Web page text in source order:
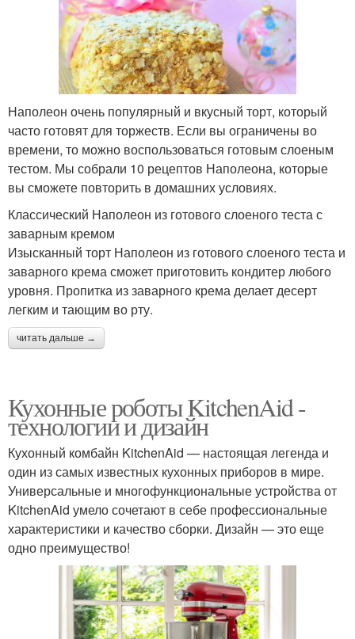
Наполеон очень популярный и вкусный торт, который
часто готовят для торжеств. Если вы ограничены во
времени, то можно воспользоваться готовым слоеным
тестом. Мы собрали 10 рецептов Наполеона, которые
вы сможете повторить в домашних условиях.
Классический Наполеон из готового слоеного теста с
заварным кремом
Изысканный торт Наполеон из готового слоеного теста и
заварного крема сможет приготовить кондитер любого
уровня. Пропитка из заварного крема делает десерт
легким и тающим во рту.
читать дальше →
Кухонные роботы KitchenAid -
технологии и дизайн
Кухонный комбайн KitchenAid — настоящая легенда и
один из самых известных кухонных приборов в мире.
Универсальные и многофункциональные устройства от
KitchenAid умело сочетают в себе профессиональные
характеристики и качество сборки. Дизайн — это еще
одно преимущество!